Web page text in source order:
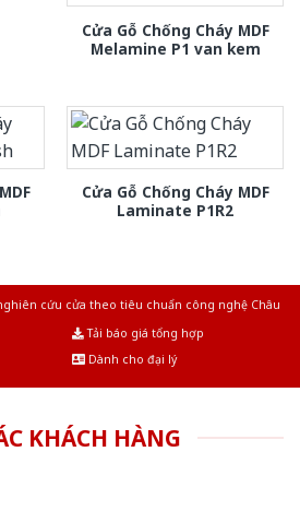
Cửa Gỗ Chống Cháy MDF
Melamine P1 van kem
Cửa Gỗ Chống Cháy MDF
Laminate P1R2
cứu cửa theo tiêu chuẩn công nghệ Châu
Tải báo giá tổng hợp
Dành cho đại lý
KHÁCH HÀNG